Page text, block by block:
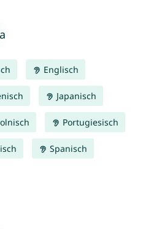
Englisch
Japanisch
Portugiesisch
Spanisch